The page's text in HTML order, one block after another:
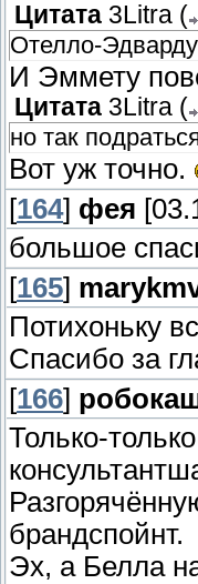
Цитата 3Litra (
Отелло-
И Эммету
Цитата 3Litra (
но так
Вот уж точно.
[164] фея
большое
[165]
Потихоньку
Спасибо за
[166]
Только-
брандспойнт.
Эх, а Белла